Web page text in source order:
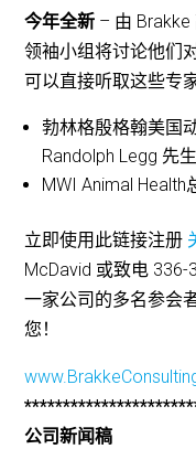
今年全新 – 由 Brakke
领袖小组将讨论他们
可以直接听取这些专
勃林格殷格翰美国
Randolph Legg 先生
MWI Animal Health
立即使用此链接注册
McDavid 或致电
一家公司的多名参会
您！
公司新闻稿